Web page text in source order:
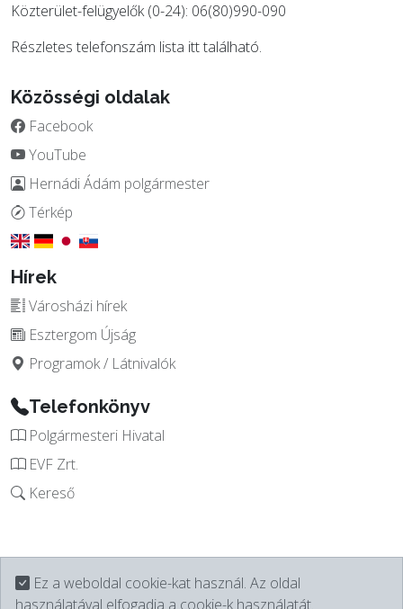
Ez a weboldal cookie-kat használ. Az oldal
használatával elfogadja a cookie-k használatát.
Közterület-felügyelők (0-24): 06(80)990-090
Részletes telefonszám lista itttalálható.
Közösségi oldalak
Facebook
YouTube
Hernádi Ádám polgármester
Térkép
Hírek
Városházi hírek
Esztergom Újság
Programok / Látnivalók
Telefonkönyv
Polgármesteri Hivatal
EVF Zrt.
Kereső